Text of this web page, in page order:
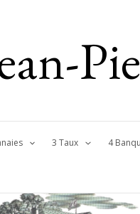
3 Taux 4